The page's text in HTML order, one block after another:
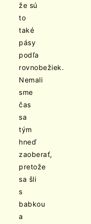
že sú
to
také
pásy
podľa
rovnobežiek.
Nemali
sme
čas
sa
tým
hneď
zaoberať,
pretože
sa šli
s
babkou
a